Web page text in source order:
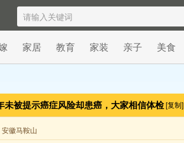
家居 教育 家装 亲子 美食
未被提示癌症风险却患癌，大家相信体检[复制]
徽马鞍山